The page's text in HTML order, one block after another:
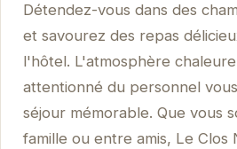
Détendez-vous dans des
et savourez des repas
l'hôtel. L'atmosphère
attentionné du personnel
séjour mémorable. Que vous
famille ou entre amis, Le Clos